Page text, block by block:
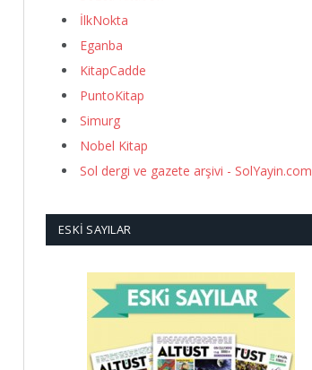
İlkNokta
Eganba
KitapCadde
PuntoKitap
Simurg
Nobel Kitap
Sol dergi ve gazete arşivi - SolYayin.com
ESKI SAYILAR